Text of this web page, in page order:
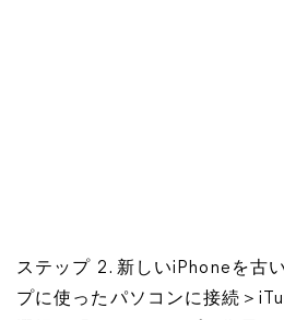
ステップ 2. 新しいiPhoneを古
プに使ったパソコンに接続＞